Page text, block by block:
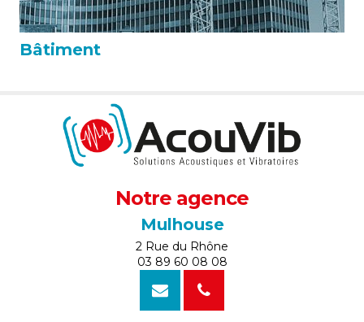
Bâtiment
Notre agence
Mulhouse
2 Rue du Rhône
03 89 60 08 08